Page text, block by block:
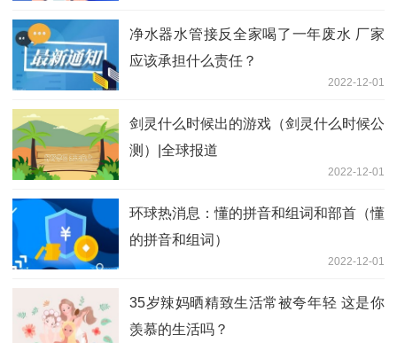
净水器水管接反全家喝了一年废水 厂家
应该承担什么责任？
2022-12-01
剑灵什么时候出的游戏（剑灵什么时候公
测）|全球报道
2022-12-01
环球热消息：懂的拼音和组词和部首（懂
的拼音和组词）
2022-12-01
35岁辣妈晒精致生活常被夸年轻 这是你
羡慕的生活吗？